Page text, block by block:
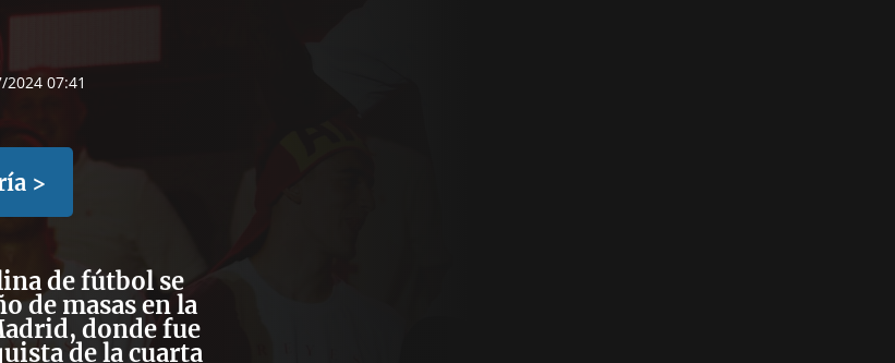
2024 07:41
>
de fútbol se
de masas en la
donde fue
de la cuarta